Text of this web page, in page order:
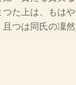
つた上は、もはや
つは同氏の凜然